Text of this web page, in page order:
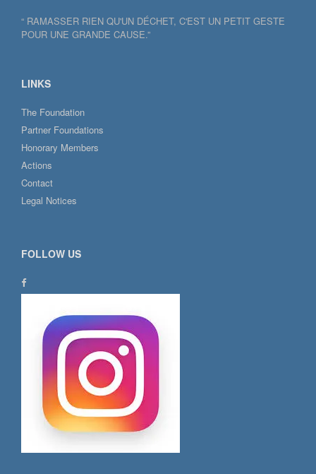
“ RAMASSER RIEN QU'UN DÉCHET, C'EST UN PETIT GESTE
POUR UNE GRANDE CAUSE.”
LINKS
The Foundation
Partner Foundations
Honorary Members
Actions
Contact
Legal Notices
FOLLOW US